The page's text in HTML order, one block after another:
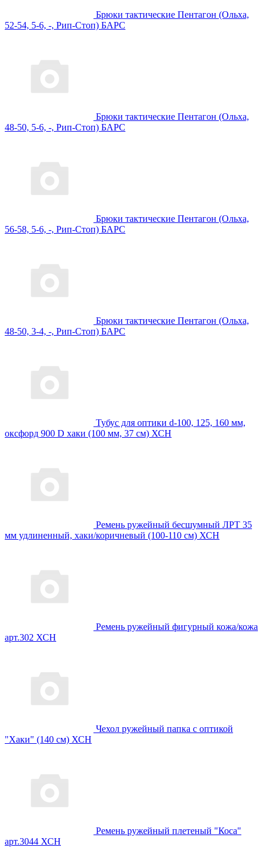
Брюки тактические Пентагон (Ольха,
52-54, 5-6, -, Рип-Стоп) БАРС
Брюки тактические Пентагон (Ольха,
48-50, 5-6, -, Рип-Стоп) БАРС
Брюки тактические Пентагон (Ольха,
56-58, 5-6, -, Рип-Стоп) БАРС
Брюки тактические Пентагон (Ольха,
48-50, 3-4, -, Рип-Стоп) БАРС
Тубус для оптики d-100, 125, 160 мм,
оксфорд 900 D хаки (100 мм, 37 см) ХСН
Ремень ружейный бесшумный ЛРТ 35
мм удлиненный, хаки/коричневый (100-110 см) ХСН
Ремень ружейный фигурный кожа/кожа
арт.302 ХСН
Чехол ружейный папка с оптикой
"Хаки" (140 см) ХСН
Ремень ружейный плетеный "Коса"
арт.3044 ХСН